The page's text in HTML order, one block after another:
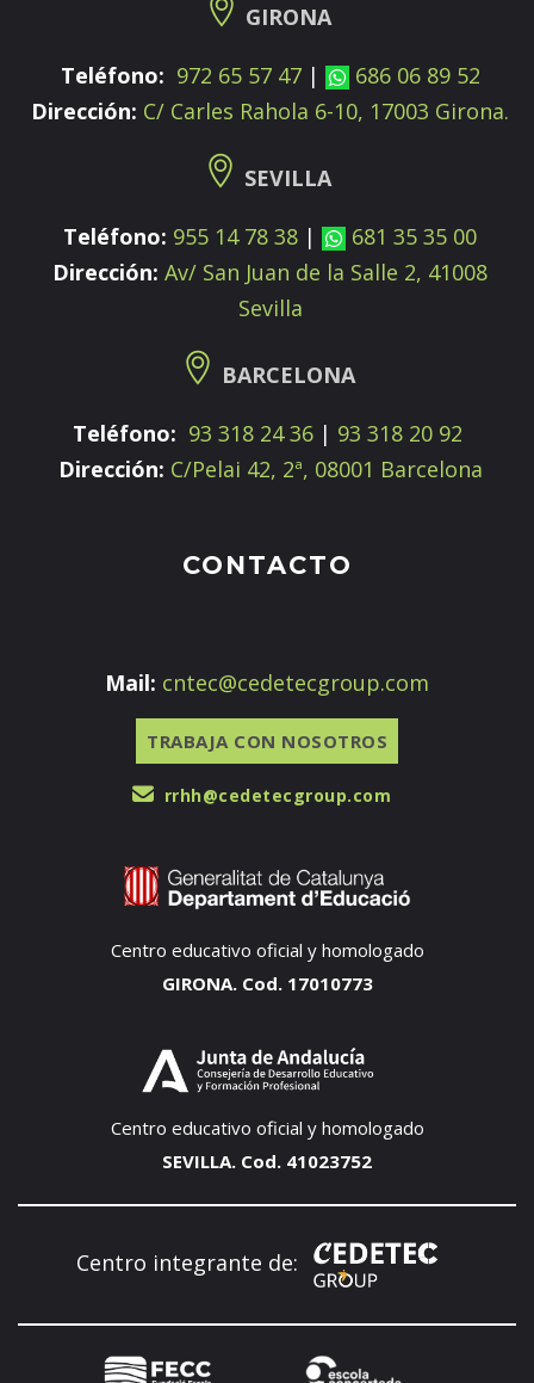
GIRONA
Teléfono: 972 65 57 47 |
686 06 89 52
Dirección: C/ Carles Rahola 6-10, 17003 Girona.
SEVILLA
Teléfono: 955 14 78 38 |
681 35 35 00
Dirección: Av/ San Juan de la Salle 2, 41008
Sevilla
BARCELONA
Teléfono: 93 318 24 36| 93 318 20 92
Dirección: C/Pelai 42, 2ª, 08001 Barcelona
CONTACTO
Mail: cntec@cedetecgroup.com
TRABAJA CON NOSOTROS
rrhh@cedetecgroup.com
Centro educativo oficial y homologado
GIRONA. Cod. 17010773
Centro educativo oficial y homologado
SEVILLA. Cod. 41023752
Centro integrante de: